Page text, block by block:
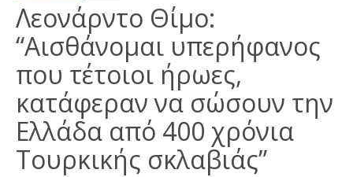
Λεονάρντο Θίμο:
“Αισθάνομαι υπερήφανος
που τέτοιοι ήρωες,
κατάφεραν να σώσουν την
Ελλάδα από 400 χρόνια
Τουρκικής σκλαβιάς”